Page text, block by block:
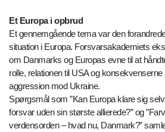
Et Europa i opbrud
Et gennemgående tema var den
situation i Europa. Forsvarsakademiets
om Danmarks og Europas evne til at
rolle, relationen til USA og
aggression mod Ukraine.
Spørgsmål som ”Kan Europa klare sig
forsvar uden sin største allierede?” og
verdensorden – hvad nu, Danmark?”